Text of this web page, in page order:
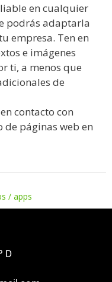
en cualquier
podrás adaptarla
empresa. Ten en
e imágenes
ti, a menos que
de
contacto con
de páginas web en
/ apps
D